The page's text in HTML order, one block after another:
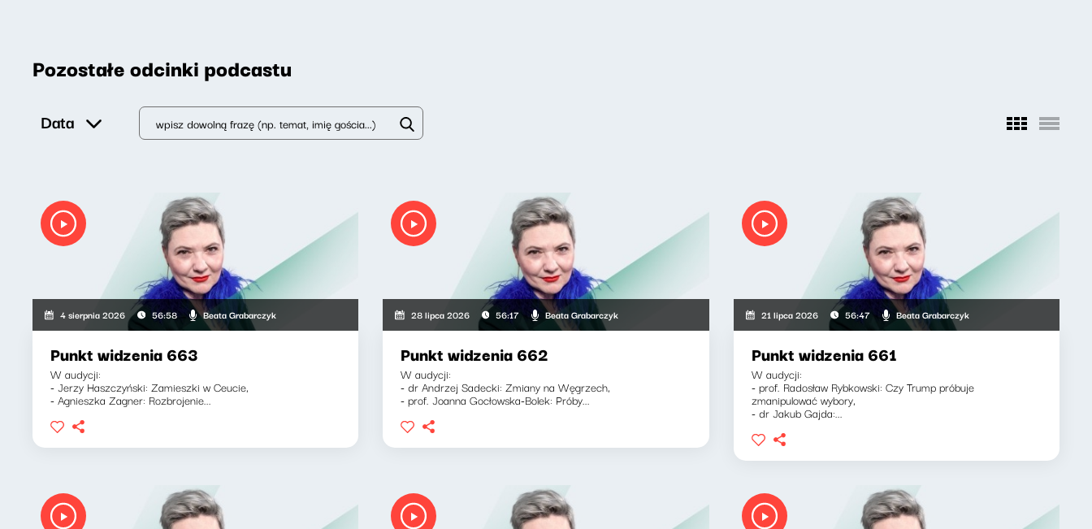
Pozostałe odcinki podcastu
Data
4 sierpnia 2026 56:58 Beata Grabarczyk
Punkt widzenia 663
W audycji:
- Jerzy Haszczyński: Zamieszki w Ceucie,
- Agnieszka Zagner: Rozbrojenie...
28 lipca 2026 56:17 Beata Grabarczyk
Punkt widzenia 662
W audycji:
- dr Andrzej Sadecki: Zmiany na Węgrzech,
- prof. Joanna Gocłowska-Bolek: Próby...
21 lipca 2026 56:47 Beata Grabarczyk
Punkt widzenia 661
W audycji:
- prof. Radosław Rybkowski: Czy Trump próbuje
zmanipulować wybory,
- dr Jakub Gajda:...